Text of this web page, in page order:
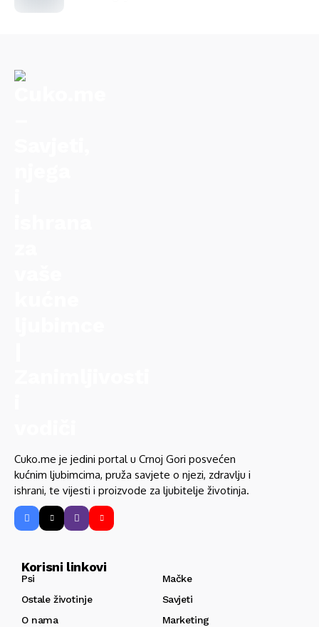
Cuko.me je jedini portal u Crnoj Gori posvećen
kućnim ljubimcima, pruža savjete o njezi, zdravlju i
ishrani, te vijesti i proizvode za ljubitelje životinja.
Korisni linkovi
Psi
Mačke
Ostale životinje
Savjeti
O nama
Marketing